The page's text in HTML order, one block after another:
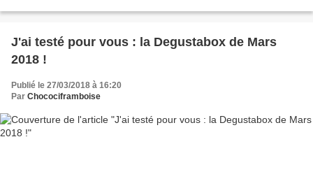
J'ai testé pour vous : la Degustabox de Mars
2018 !
Publié le 27/03/2018 à 16:20
Par Chocociframboise